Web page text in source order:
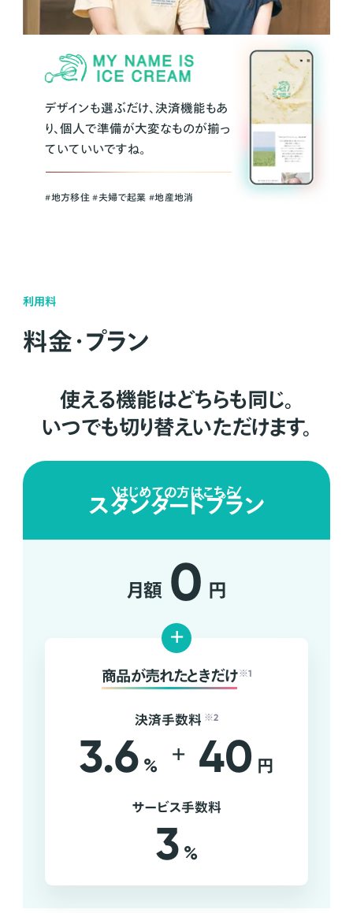
デザインも選ぶだけ、決済機能もあ
り、個人で準備が大変なものが揃っ
ていていいですね。
#地方移住 #夫婦で起業 #地産地消
利用料
料金・プラン
使える機能はどちらも同じ。
いつでも切り替えいただけます。
はじめての方はこちら
スタンダードプラン
月額 0 円
+
商品が売れたときだけ ※1
決済手数料 ※2
3.6 % + 40 円
サービス手数料
3 %